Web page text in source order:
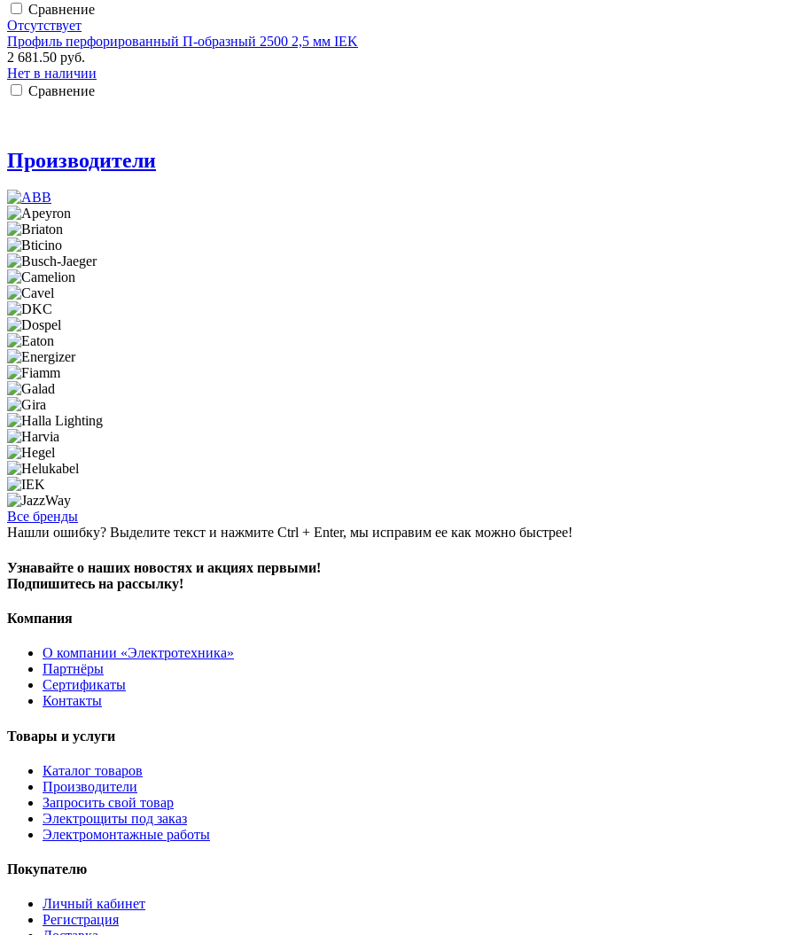
Сравнение
Отсутствует
Профиль перфорированный П-образный 2500 2,5 мм IEK
2 681.50 руб.
Нет в наличии
Сравнение
Производители
Все бренды
Нашли ошибку? Выделите текст и нажмите Ctrl + Enter, мы исправим ее как можно быстрее!
Узнавайте о наших новостях и акциях первыми!
Подпишитесь на рассылку!
Компания
О компании «Электротехника»
Партнёры
Сертификаты
Контакты
Товары и услуги
Каталог товаров
Производители
Запросить свой товар
Электрощиты под заказ
Электромонтажные работы
Покупателю
Личный кабинет
Регистрация